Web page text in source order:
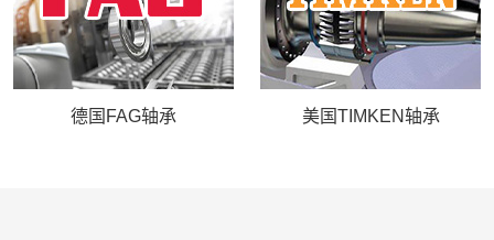
德国FAG轴承 美国TIMKEN轴承